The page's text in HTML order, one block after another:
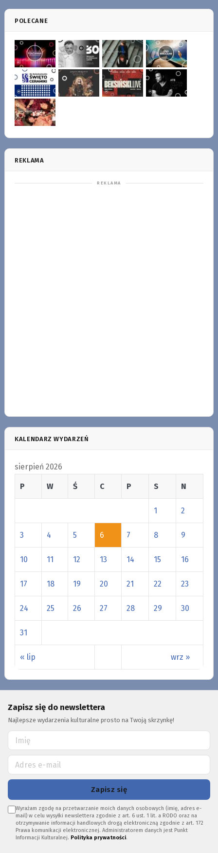
POLECANE
REKLAMA
KALENDARZ WYDARZEŃ
sierpień 2026
P W Ś C P S N
« lip wrz »
1 2
3 4 5 6 7 8 9
10 11 12 13 14 15 16
17 18 19 20 21 22 23
24 25 26 27 28 29 30
31
Zapisz się do newslettera
Najlepsze wydarzenia kulturalne prosto na Twoją skrzynkę!
Zapisz się
Wyrażam zgodę na przetwarzanie moich danych osobowych (imię, adres e-
mail) w celu wysyłki newslettera zgodnie z art. 6 ust. 1 lit. a RODO oraz na
otrzymywanie informacji handlowych drogą elektroniczną zgodnie z art. 172
Prawa komunikacji elektronicznej. Administratorem danych jest Punkt
Informacji Kulturalnej. Polityka prywatności.